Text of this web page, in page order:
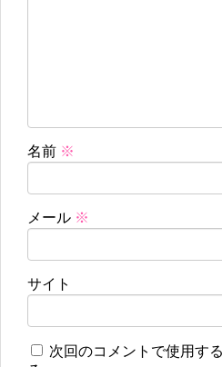
名前 ※
メール ※
サイト
次回のコメントで使用す